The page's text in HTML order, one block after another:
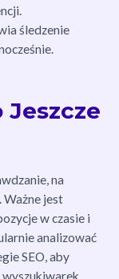
śledzenie
Jeszcze
na
jest
w czasie i
analizować
SEO, aby